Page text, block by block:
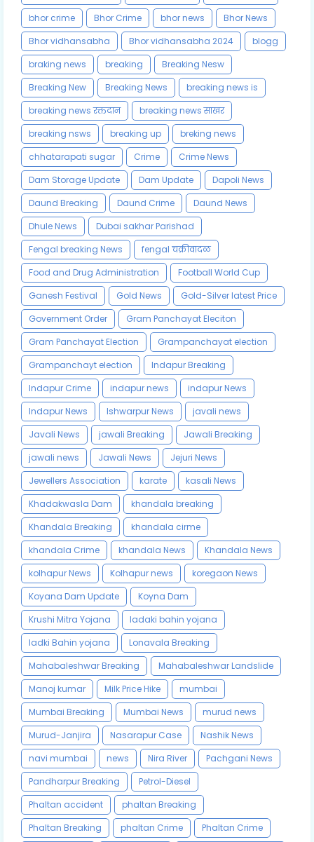
bhor crime
Bhor Crime bhor news
Bhor News
Bhor vidhansabha
Bhor vidhansabha 2024
blogg
braking news
breaking
Breaking Nesw
Breaking New
Breaking News
breaking news is
breaking news रक्तदान
breaking news साखर
breaking nsws
breaking up
breking news
chhatarapati sugar
Crime
Crime News
Dam Storage Update
Dam Update
Dapoli News
Daund Breaking
Daund Crime
Daund News
Dhule News
Dubai sakhar Parishad
Fengal breaking News
fengal चक्रीवादळ
Food and Drug Administration
Football World Cup
Ganesh Festival
Gold News
Gold-Silver latest Price
Government Order
Gram Panchayat Eleciton
Gram Panchayat Election
Grampanchayat election
Grampanchayt election
Indapur Breaking
Indapur Crime
indapur news
indapur News
Indapur News
Ishwarpur News
javali news
Javali News
jawali Breaking
Jawali Breaking
jawali news
Jawali News
Jejuri News
Jewellers Association
karate
kasali News
Khadakwasla Dam
khandala breaking
Khandala Breaking
khandala cirme
khandala Crime
khandala News
Khandala News
kolhapur News
Kolhapur news
koregaon News
Koyana Dam Update
Koyna Dam
Krushi Mitra Yojana
ladaki bahin yojana
ladki Bahin yojana
Lonavala Breaking
Mahabaleshwar Breaking
Mahabaleshwar Landslide
Manoj kumar
Milk Price Hike
mumbai
Mumbai Breaking
Mumbai News
murud news
Murud-Janjira
Nasarapur Case
Nashik News
navi mumbai
news Nira River
Pachgani News
Pandharpur Breaking
Petrol-Diesel
Phaltan accident
phaltan Breaking
Phaltan Breaking
phaltan Crime
Phaltan Crime